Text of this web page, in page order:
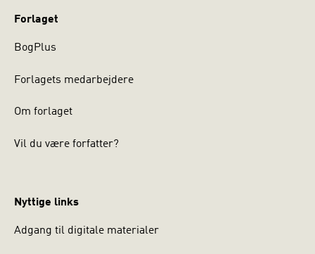
Forlaget
BogPlus
Forlagets medarbejdere
Om forlaget
Vil du være forfatter?
Nyttige links
Adgang til digitale materialer